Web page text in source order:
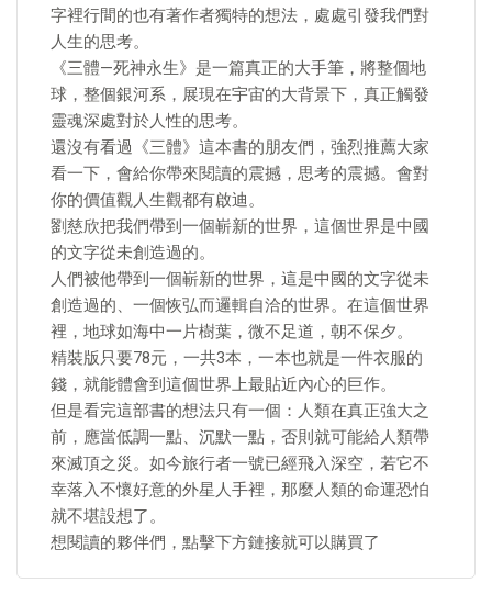
字裡行間的也有著作者獨特的想法，處處引發我們對
人生的思考。
《三體—死神永生》是一篇真正的大手筆，將整個地
球，整個銀河系，展現在宇宙的大背景下，真正觸發
靈魂深處對於人性的思考。
還沒有看過《三體》這本書的朋友們，強烈推薦大家
看一下，會給你帶來閱讀的震撼，思考的震撼。會對
你的價值觀人生觀都有啟迪。
劉慈欣把我們帶到一個嶄新的世界，這個世界是中國
的文字從未創造過的。
人們被他帶到一個嶄新的世界，這是中國的文字從未
創造過的、一個恢弘而邏輯自洽的世界。在這個世界
裡，地球如海中一片樹葉，微不足道，朝不保夕。
精裝版只要78元，一共3本，一本也就是一件衣服的
錢，就能體會到這個世界上最貼近內心的巨作。
但是看完這部書的想法只有一個：人類在真正強大之
前，應當低調一點、沉默一點，否則就可能給人類帶
來滅頂之災。如今旅行者一號已經飛入深空，若它不
幸落入不懷好意的外星人手裡，那麼人類的命運恐怕
就不堪設想了。
想閱讀的夥伴們，點擊下方鏈接就可以購買了